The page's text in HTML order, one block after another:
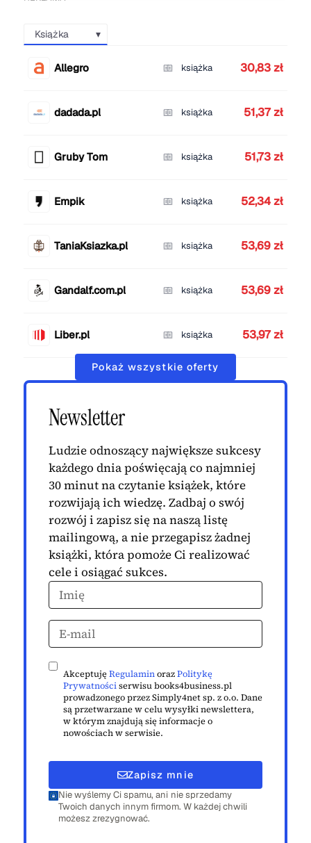
Książka
Allegro książka 30,83 zł
dadada.pl książka 51,37 zł
Gruby Tom książka 51,73 zł
Empik książka 52,34 zł
TaniaKsiazka.pl książka 53,69 zł
Gandalf.com.pl książka 53,69 zł
Liber.pl książka 53,97 zł
Pokaż wszystkie oferty
Newsletter
Ludzie odnoszący największe sukcesy
każdego dnia poświęcają co najmniej
30 minut na czytanie książek, które
rozwijają ich wiedzę. Zadbaj o swój
rozwój i zapisz się na naszą listę
mailingową, a nie przegapisz żadnej
książki, która pomoże Ci realizować
cele i osiągać sukces.
AkceptujęRegulaminorazPolitykę
Prywatnościserwisu books4business.pl
prowadzonego przez Simply4net sp. z o.o. Dane
są przetwarzane w celu wysyłki newslettera,
w którym znajdują się informacje o
nowościach w serwisie.
Zapisz mnie
Nie wyślemy Ci spamu, ani nie sprzedamy
Twoich danych innym firmom. W każdej chwili
możesz zrezygnować.